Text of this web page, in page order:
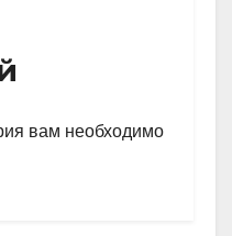
и
вам необходимо